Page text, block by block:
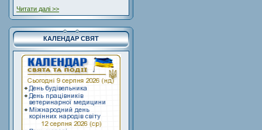
Читати далі >>
КАЛЕНДАР СВЯТ